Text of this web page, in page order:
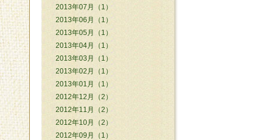
2013年07月（1）
2013年06月（1）
2013年05月（1）
2013年04月（1）
2013年03月（1）
2013年02月（1）
2013年01月（1）
2012年12月（2）
2012年11月（2）
2012年10月（2）
2012年09月（1）